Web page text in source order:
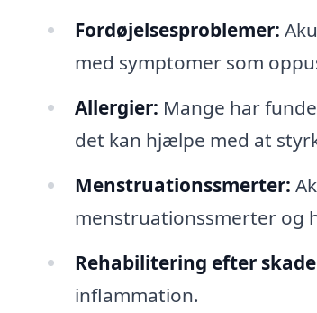
Fordøjelsesproblemer:
med symptomer som
Allergier: Mange har
det kan hjælpe med at
Menstruationssmerter:
menstruationssmerter og
Rehabilitering efter
inflammation.